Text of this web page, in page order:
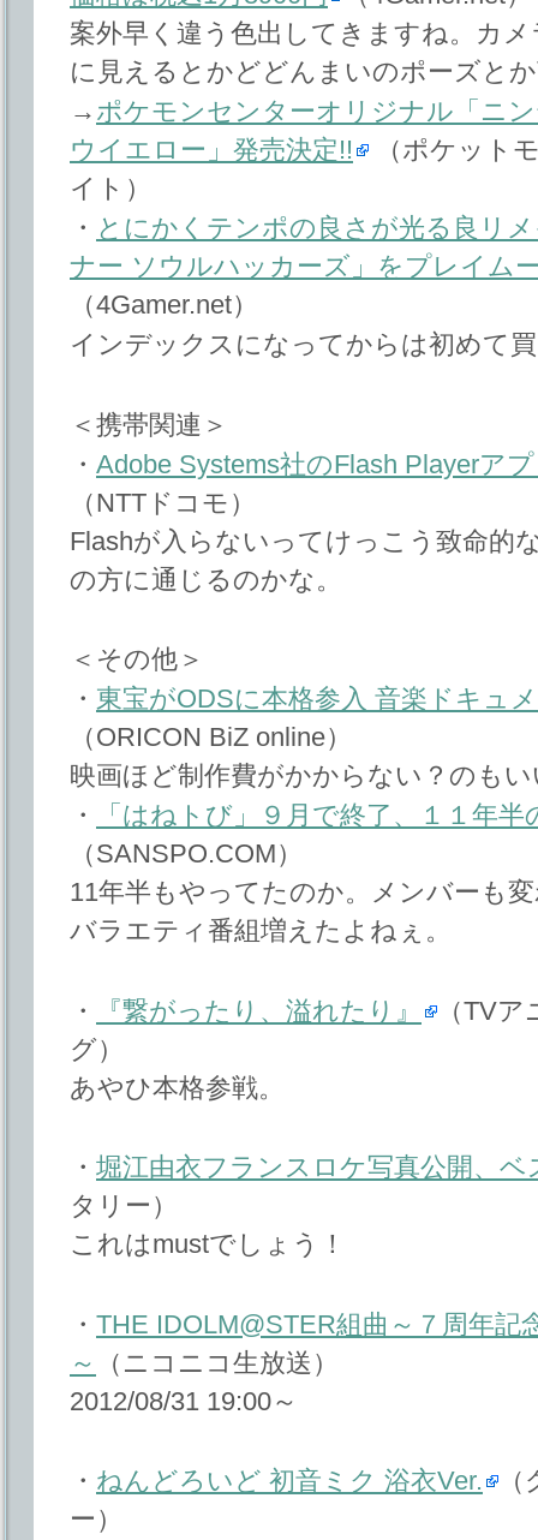
案外早く違う色出してきますね。カ
に見えるとかどどんまいのポーズと
→ ポケモンセンターオリジナル「ニ
ウイエロー」発売決定!!
（ポケット
イト）
・ とにかくテンポの良さが光る良リ
ナー ソウルハッカーズ」をプレイム
（4Gamer.net）
インデックスになってからは初めて
＜携帯関連＞
・ Adobe Systems社のFlash Playerア
（NTTドコモ）
Flashが入らないってけっこう致命的
の方に通じるのかな。
＜その他＞
・ 東宝がODSに本格参入 音楽ドキュ
（ORICON BiZ online）
映画ほど制作費がかからない？のも
・
「はねトび」９月で終了、１１年半
（SANSPO.COM）
11年半もやってたのか。メンバーも
バラエティ番組増えたよねぇ。
・ 『繋がったり、溢れたり』
（TV
グ）
あやひ本格参戦。
・ 堀江由衣フランスロケ写真公開、ベ
タリー）
これはmustでしょう！
・ THE IDOLM@STER組曲～７周年
～
（ニコニコ生放送）
2012/08/31 19:00～
・ ねんどろいど 初音ミク 浴衣Ver.
ー）